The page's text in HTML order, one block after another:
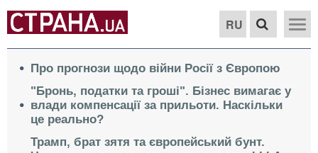
RU
Про прогнози щодо війни Росії з Європою
"Бронь, податки та гроші". Бізнес вимагає у
влади компенсації за прильоти. Наскільки
це реально?
Трамп, брат зятя та європейський бунт.